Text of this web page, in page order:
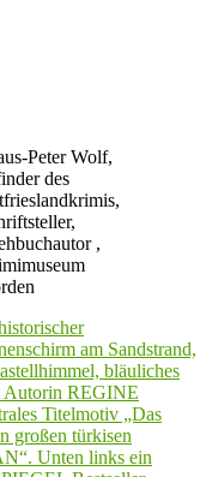
Peter Wolf,
des
,